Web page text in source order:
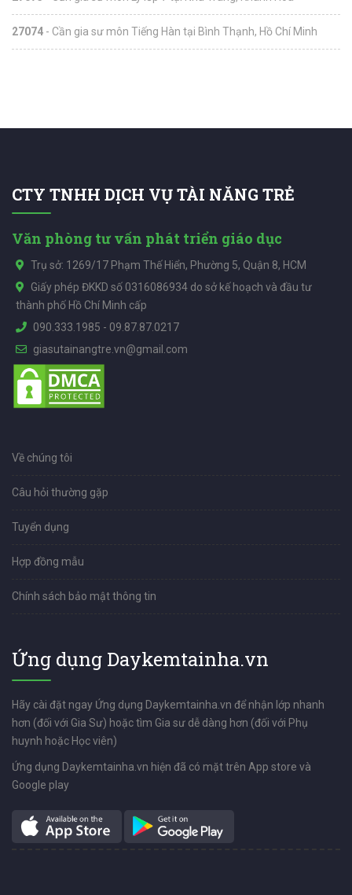
27074 - Cần gia sư môn Tiếng Hàn tại Bình Thạnh, Hồ Chí Minh
CTY TNHH DỊCH VỤ TÀI NĂNG TRẺ
Văn phòng tư vấn phát triển giáo dục
Trụ sở: 1269/17 Phạm Thế Hiển, Phường 5, Quận 8, HCM
Giấy phép ĐKKD số 0316086934 do sở kế hoạch và đầu tư
thành phố Hồ Chí Minh cấp
090.333.1985 - 09.87.87.0217
giasutainangtre.vn@gmail.com
Về chúng tôi
Câu hỏi thường gặp
Tuyển dụng
Hợp đồng mẫu
Chính sách bảo mật thông tin
Ứng dụng Daykemtainha.vn
Hãy cài đặt ngay Ứng dụng Daykemtainha.vn để nhận lớp nhanh
hơn (đối với Gia Sư) hoặc tìm Gia sư dễ dàng hơn (đối với Phụ
huynh hoặc Học viên)
Ứng dụng Daykemtainha.vn hiện đã có mặt trên App store và
Google play